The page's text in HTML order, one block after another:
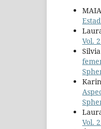
Vol.
Vol.